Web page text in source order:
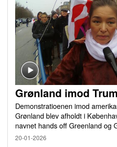
Grønland imod
Demonstratioenen imod
Grønland blev afholdt i
navnet hands off Greenland og
20-01-2026